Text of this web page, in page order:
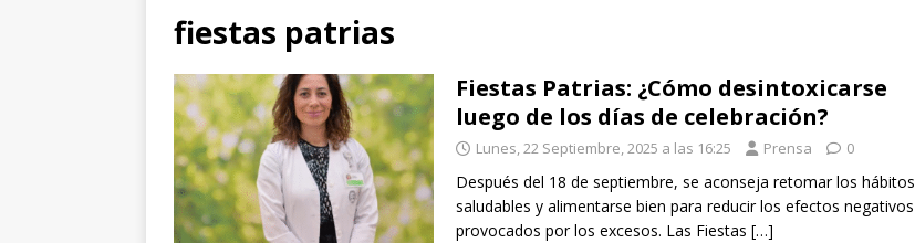
fiestas patrias
Fiestas Patrias: ¿Cómo desintoxicarse
luego de los días de celebración?
Lunes, 22 Septiembre, 2025 a las 16:25 Prensa 0
Después del 18 de septiembre, se aconseja retomar los hábitos
saludables y alimentarse bien para reducir los efectos negativos
provocados por los excesos. Las Fiestas […]